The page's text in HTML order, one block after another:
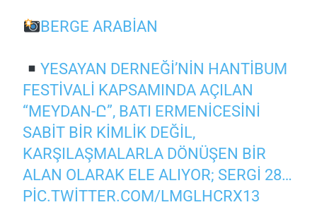
BERGE ARABIAN
YESAYAN DERNEĞI’NIN HANTIBUM
FESTIVALI KAPSAMINDA AÇILAN
“MEYDAN-Ը”, BATI ERMENICESINI
SABIT BIR KIMLIK DEĞIL,
KARŞILAŞMALARLA DÖNÜŞEN BIR
ALAN OLARAK ELE ALIYOR; SERGI 28…
PIC.TWITTER.COM/LMGLHCRX13